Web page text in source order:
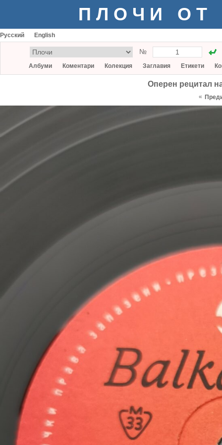
ПЛОЧИ ОТ
Русский English
№
Албуми Коментари Колекция Заглавия Етикети
Оперен рецитал
«